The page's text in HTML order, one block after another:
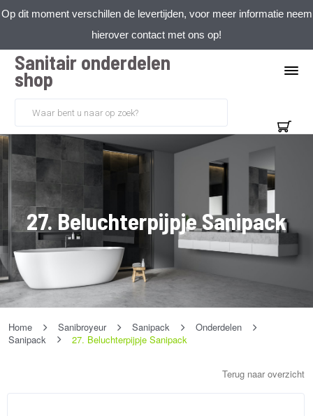
Op dit moment verschillen de levertijden, voor meer informatie neem
hierover contact met ons op!
Sanitair onderdelen
shop
27. Beluchterpijpje Sanipack
Home Sanibroyeur Sanipack
Onderdelen
Sanipack
27. Beluchterpijpje Sanipack
Terug naar overzicht